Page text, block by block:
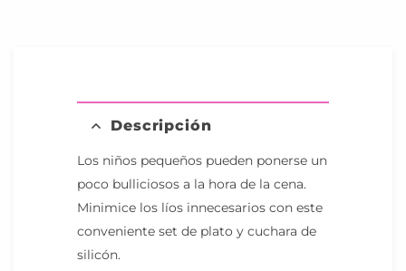
Descripción
Los niños pequeños pueden ponerse un
poco bulliciosos a la hora de la cena.
Minimice los líos innecesarios con este
conveniente set de plato y cuchara de
silicón.